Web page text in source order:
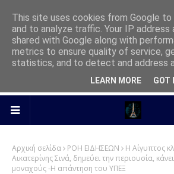
Αρχική σελίδα ΡΟΗ ΕΙΔΗΣΕΩΝ
Η Αίγυπτος
Αικατερίνης Σινά, δημεύει την περιουσία,
μοναχούς -Η απάντηση του ΥΠΕΞ
This site uses cookies from Google
and to analyze traffic. Your IP address
shared with Google along with
metrics to ensure quality of service,
statistics, and to detect and address
LEARN MORE GOT